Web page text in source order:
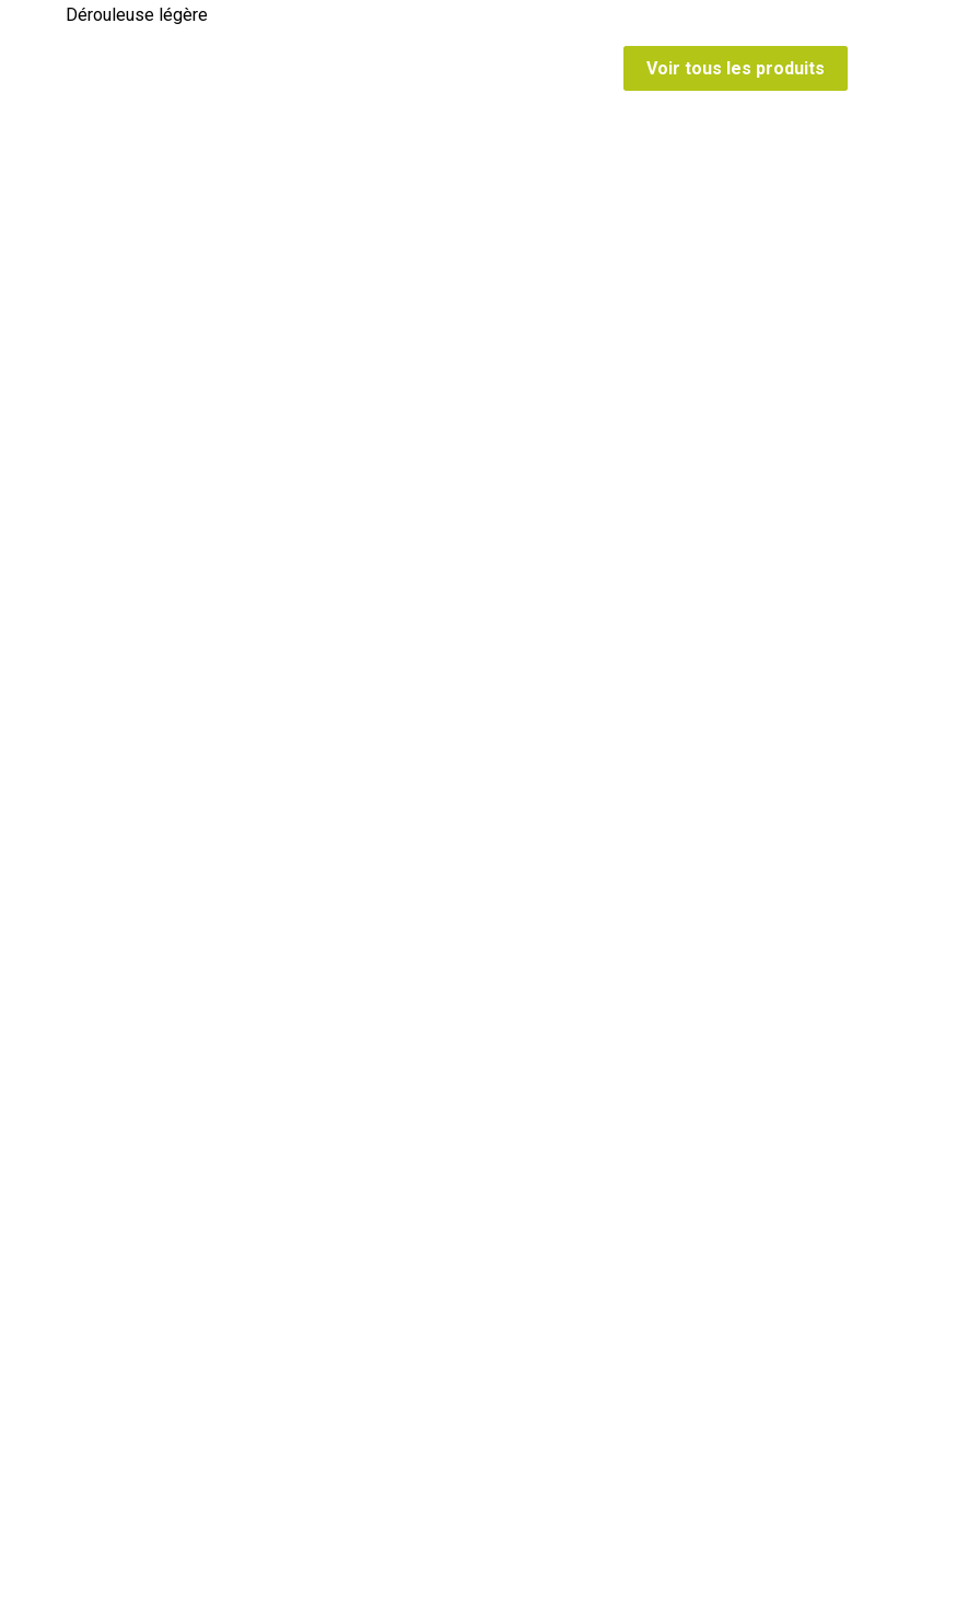
Dérouleuse légère
Voir tous les produits